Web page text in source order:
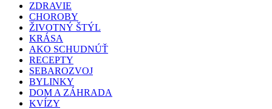
ZDRAVIE
CHOROBY
ŽIVOTNÝ ŠTÝL
KRÁSA
AKO SCHUDNÚŤ
RECEPTY
SEBAROZVOJ
BYLINKY
DOM A ZÁHRADA
KVÍZY